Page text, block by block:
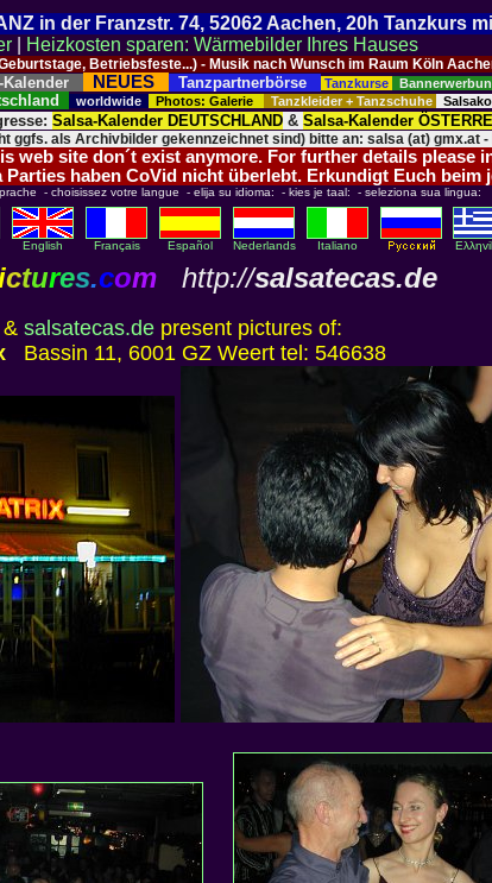
in der Franzstr. 74, 52062 Aachen, 20h Tanzkurs
Heizkosten sparen: Wärmebilder Ihres Hauses
Betriebsfeste...) - Musik nach Wunsch im Raum Köln
Kalender NEUES Tanzpartnerbörse Tanzkurse
worldwide Photos: Galerie Tanzkleider + Tanzschuhe
Salsa-Kalender DEUTSCHLAND & Salsa-Kalender
ggfs. als Archivbilder gekennzeichnet sind) bitte an: salsa (at) gmx.at -
web site don´t exist anymore. For further details please
haben CoVid nicht überlebt. Erkundigt Euch beim
- choisissez votre langue - elija su idioma: - kies je taal: - seleziona sua lingua:
English Français Español Nederlands Italiano
ctures.com http://salsatecas.de
& salsatecas.de present pictures of:
Bassin 11, 6001 GZ Weert tel: 546638